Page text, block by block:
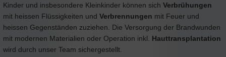
Kinder und insbesondere Kleinkinder können sich Verbrühungen
mit heissen Flüssigkeiten und Verbrennungen mit Feuer und
heissen Gegenständen zuziehen. Die Versorgung der Brandwunden
mit modernen Materialien oder Operation inkl. Hauttransplantation
wird durch unser Team sichergestellt.